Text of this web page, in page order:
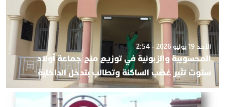
الأحد 19 يوليو 2026 - 2:54
المحسوبية والزبونية في توزيع منح جماعة أولاد
ستوت تثير غضب الساكنة وتطالب بتدخل الداخلية